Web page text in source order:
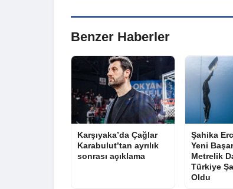
Benzer Haberler
Karşıyaka’da Çağlar
Karabulut’tan ayrılık
sonrası açıklama
Şahika
Yeni
Metrelik
Türkiye
Oldu